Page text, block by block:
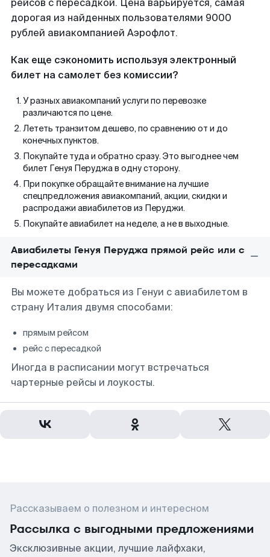
рейсов с пересадкой. Цена варьируется, самая
дорогая из найденных пользователями 9000
рублей авиакомпанией Аэрофлот.
Как еще сэкономить используя электронный
билет на самолет без комиссии?
У разных авиакомпаний услуги по перевозке
различаются по цене.
Лететь транзитом дешево, по сравнению от и до
конечных пунктов.
Покупайте туда и обратно сразу. Это выгоднее чем
билет Генуя Перуджа в одну сторону.
При покупке обращайте внимание на лучшие
спецпредложения авиакомпаний, акции, скидки и
распродажи авиабилетов из Перуджи.
Покупайте авиабилет на неделе, а не в выходные.
Авиабилеты Генуя Перуджа прямой рейс или с
пересадками
Вы можете добраться из Генуи с авиабилетом в
страну Италия двумя способами:
прямым рейсом
рейс с пересадкой
Иногда в расписании могут встречаться
чартерные рейсы и лоукосты.
Рассказываем о полезном и интересном
Рассылка с выгодными предложениями
Эксклюзивные акции, лучшие лайфхаки,